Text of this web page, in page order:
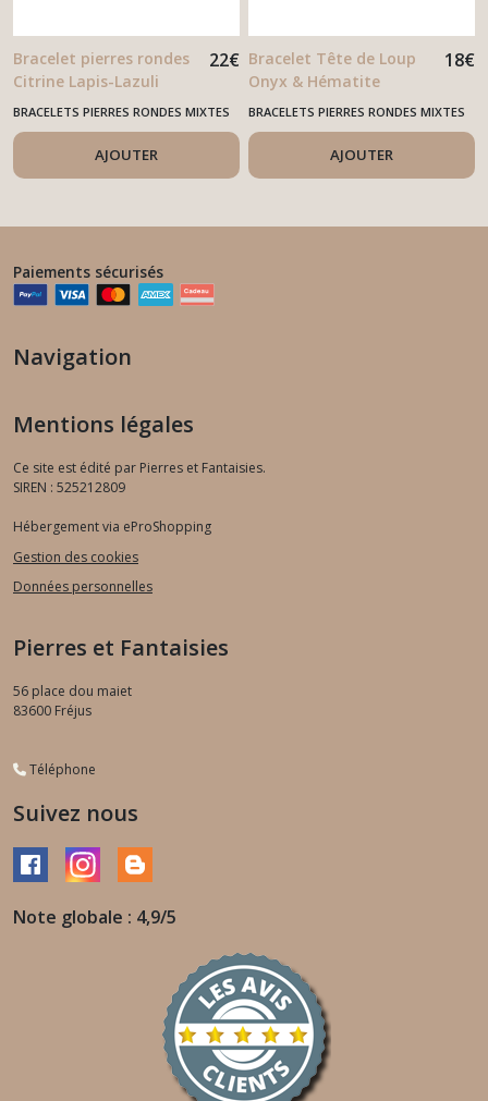
Bracelet pierres rondes
Citrine Lapis-Lazuli
22€
BRACELETS PIERRES RONDES MIXTES
AJOUTER
Bracelet Tête de Loup
Onyx & Hématite
18€
BRACELETS PIERRES RONDES MIXTES
AJOUTER
Paiements sécurisés
Navigation
Mentions légales
Ce site est édité par Pierres et Fantaisies.
SIREN : 525212809
Hébergement via eProShopping
Gestion des cookies
Données personnelles
Pierres et Fantaisies
56 place dou maiet
83600 Fréjus
Téléphone
Suivez nous
Note globale : 4,9/5